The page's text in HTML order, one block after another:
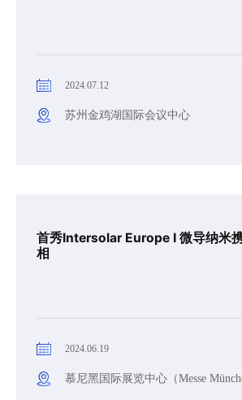
2024.07.12
苏州金鸡湖国际会议中心
首秀Intersolar Europe I 微导纳米
相
2024.06.19
慕尼黑国际展览中心（Messe